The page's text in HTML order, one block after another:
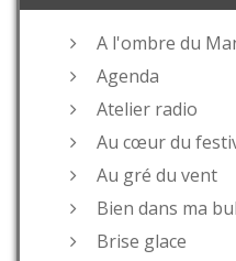
A l'ombre du
Agenda
Atelier radio
Au cœur du
Au gré du vent
Bien dans ma
Brise glace